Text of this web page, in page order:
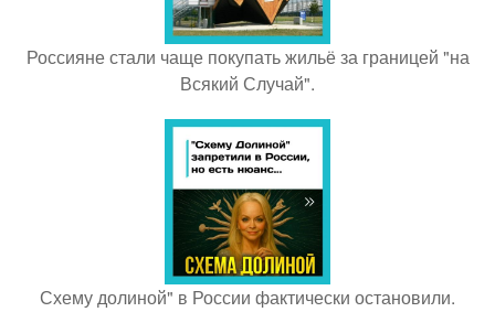
Россияне стали чаще покупать жильё за границей "на
Всякий Случай".
Схему долиной" в России фактически остановили.